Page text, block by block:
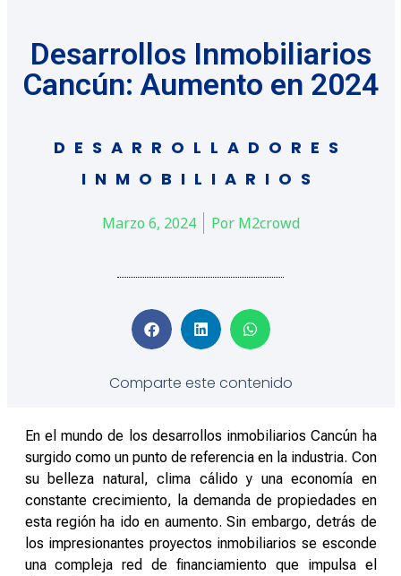
Desarrollos Inmobiliarios
Cancún: Aumento en 2024
DESARROLLADORES
INMOBILIARIOS
Marzo 6, 2024 PorM2crowd
Comparte este contenido
En el mundo de los desarrollos inmobiliarios Cancún ha
surgido como un punto de referencia en la industria. Con
su belleza natural, clima cálido y una economía en
constante crecimiento, la demanda de propiedades en
esta región ha ido en aumento. Sin embargo, detrás de
los impresionantes proyectos inmobiliarios se esconde
una compleja red de financiamiento que impulsa el